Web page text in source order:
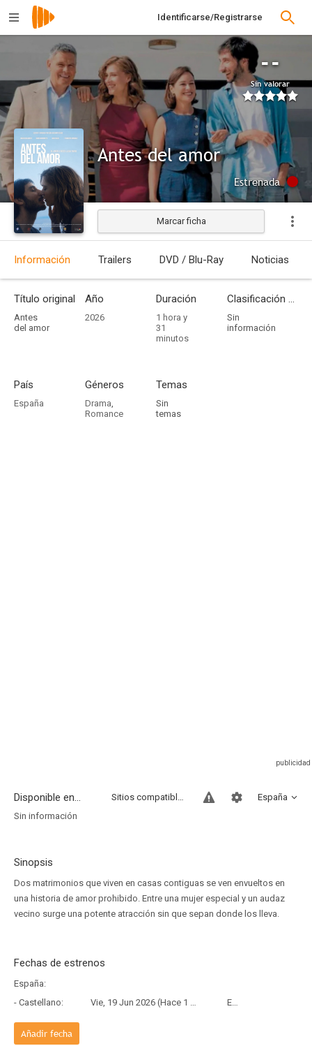
Identificarse/Registrarse
--
Sin valorar
Antes del amor
Estrenada
Marcar ficha
Información Trailers DVD / Blu-Ray Noticias
Título original
Antes
del amor
Año
2026
Duración
1 hora y
31
minutos
Clasificación por edades
Sin
información
País
España
Géneros
Drama,
Romance
Temas
Sin
temas
Disponible en... España
Sitios compatibles
Sin información
Sinopsis
Dos matrimonios que viven en casas contiguas se ven envueltos en
una historia de amor prohibido. Entre una mujer especial y un audaz
vecino surge una potente atracción sin que sepan donde los lleva.
Fechas de estrenos
España:
- Castellano:
Vie, 19 Jun 2026 (Hace 1 mes y 18 días) Estreno
Añadir fecha